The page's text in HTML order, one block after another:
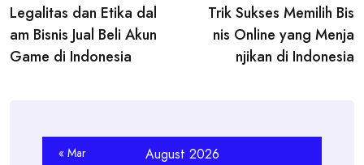
navigation
Legalitas dan Etika dal
am Bisnis Jual Beli Akun
Game di Indonesia
Trik Sukses Memilih Bis
nis Online yang Menja
njikan di Indonesia
August 2026
« Mar